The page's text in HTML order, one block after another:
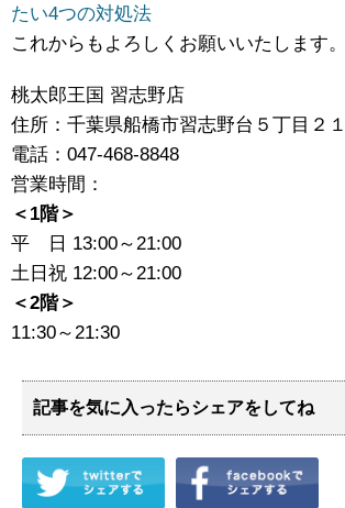
たい4つの対処法
これからもよろしくお願いいたします。
桃太郎王国 習志野店
住所：千葉県船橋市習志野台５丁目２
電話：047-468-8848
営業時間：
＜1階＞
平 日 13:00～21:00
土日祝 12:00～21:00
＜2階＞
11:30～21:30
記事を気に入ったらシェアをしてね